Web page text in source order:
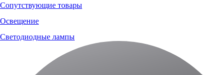
Сопутствующие товары
Освещение
Светодиодные лампы